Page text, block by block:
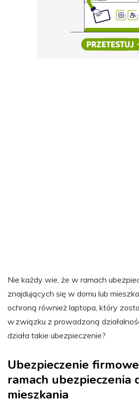
Nie każdy wie, że w ramach
znajdujących się w domu lub
ochroną również laptopa, który
w związku z prowadzoną
działa takie ubezpieczenie?
Ubezpieczenie
ramach ubezpieczenia
mieszkania